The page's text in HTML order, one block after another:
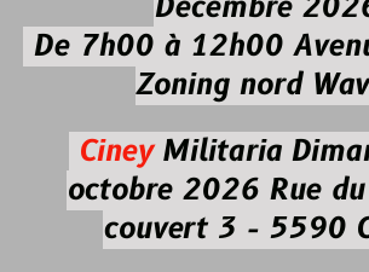
De 7h00 à 12h00
Zoning nord
CineyMilitaria
octobre 2026Rue
couvert 3 - 5590